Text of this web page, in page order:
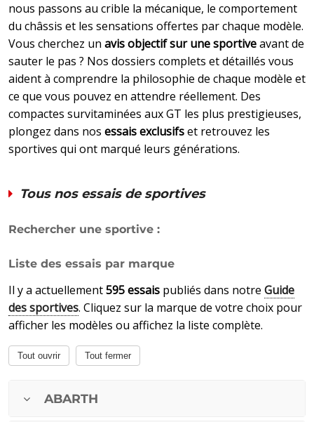
nous passons au crible la mécanique, le comportement
du châssis et les sensations offertes par chaque modèle.
Vous cherchez un avis objectif sur une sportiveavant de
sauter le pas ? Nos dossiers complets et détaillés vous
aident à comprendre la philosophie de chaque modèle et
ce que vous pouvez en attendre réellement. Des
compactes survitaminées aux GT les plus prestigieuses,
plongez dans nos essais exclusifset retrouvez les
sportives qui ont marqué leurs générations.
Tous nos essais de sportives
Rechercher une sportive :
Liste des essais par marque
Il y a actuellement595 essais publiés dans notre Guide
des sportives. Cliquez sur la marque de votre choix pour
afficher les modèles ou affichez la liste complète.
Tout ouvrir Tout fermer
ABARTH